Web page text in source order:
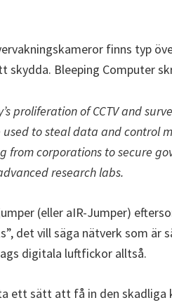
finns typ
skydda. Bleeping Computer
proliferation of CCTV and
to steal data and control
from corporations to secure
research labs.
(eller aIR-Jumper)
det vill säga nätverk som
digitala luftfickor alltså.
ett sätt att få in den skadliga